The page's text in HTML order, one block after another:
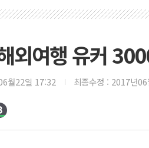
외여행 유커
월22일 17:32 최종수정 : 2017년